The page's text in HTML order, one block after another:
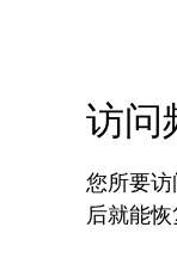
访问
您所要
后就能